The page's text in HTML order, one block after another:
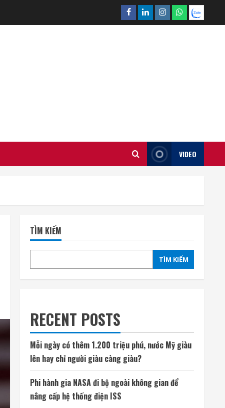
Facebook
LinkedinInstagram
What’sapp
Zalo
VIDEO
TÌM KIẾM
TÌM KIẾM
RECENT POSTS
Mỗi ngày có thêm 1.200 triệu phú, nước Mỹ giàu
lên hay chỉ người giàu càng giàu?
Phi hành gia NASA đi bộ ngoài không gian để
nâng cấp hệ thống điện ISS